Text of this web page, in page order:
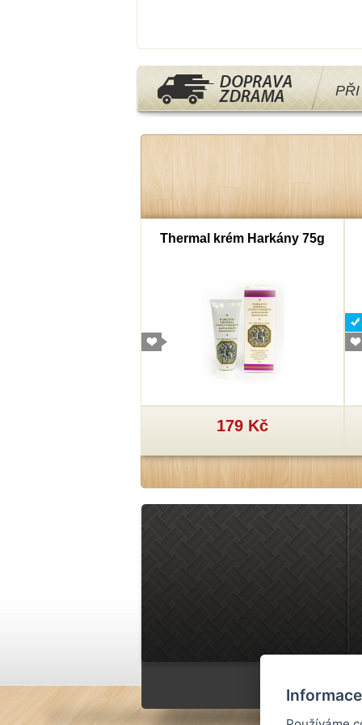
Thermal krém Harkány 75g
179 Kč